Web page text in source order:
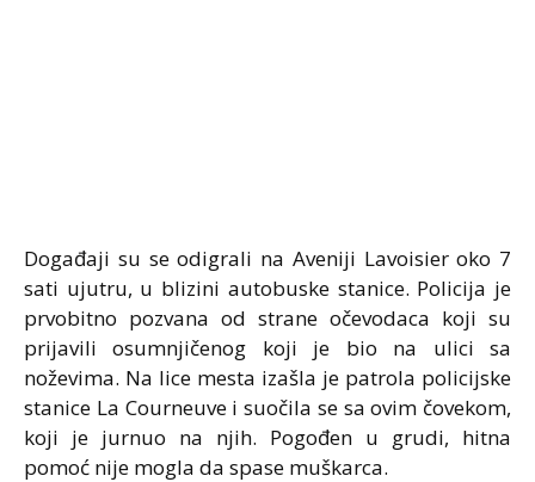
Događaji su se odigrali na Aveniji Lavoisier oko 7
sati ujutru, u blizini autobuske stanice. Policija je
prvobitno pozvana od strane očevodaca koji su
prijavili osumnjičenog koji je bio na ulici sa
noževima. Na lice mesta izašla je patrola policijske
stanice La Courneuve i suočila se sa ovim čovekom,
koji je jurnuo na njih. Pogođen u grudi, hitna
pomoć nije mogla da spase muškarca.